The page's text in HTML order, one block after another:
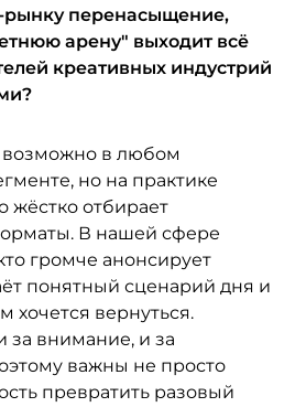
рынку перенасыщение,
арену" выходит всё
креативных индустрий
в любом
но на практике
жёстко отбирает
В нашей сфере
громче анонсирует
понятный сценарий дня и
хочется вернуться.
за внимание, и за
важны не просто
превратить разовый